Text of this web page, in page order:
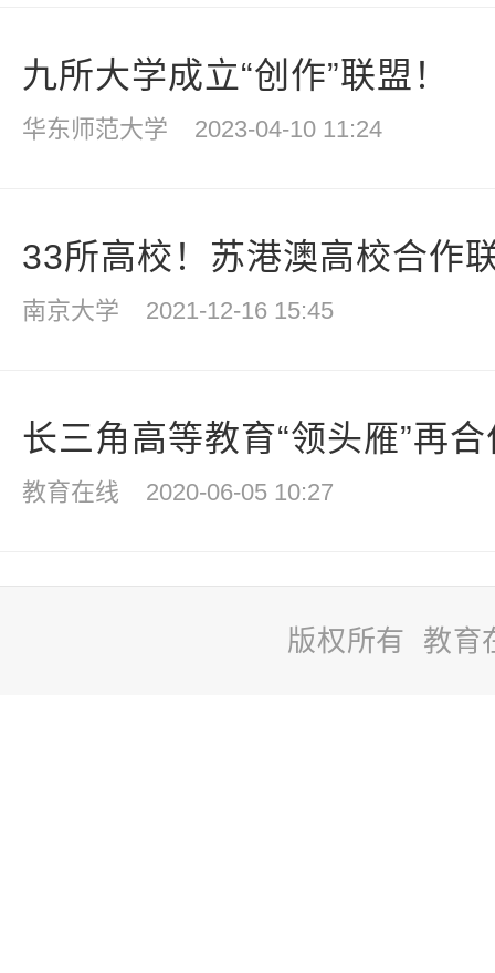
九所大学成立“创作”联盟！
华东师范大学 2023-04-10 11:24
33所高校！苏港澳高校合作
南京大学 2021-12-16 15:45
长三角高等教育“领头雁”再
教育在线 2020-06-05 10:27
版权所有 教育